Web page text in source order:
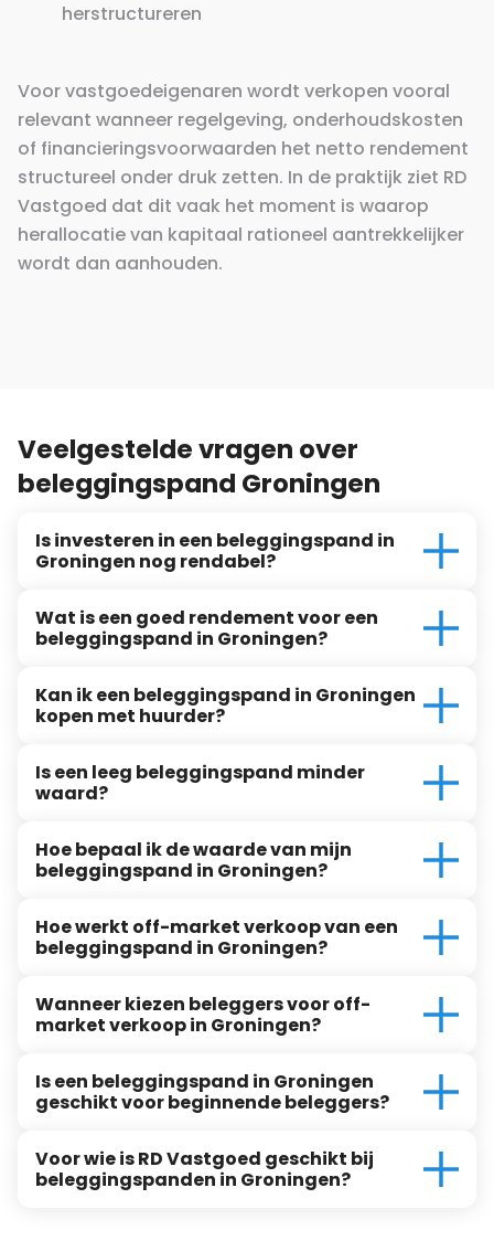
herstructureren
Voor vastgoedeigenaren wordt verkopen vooral
relevant wanneer regelgeving, onderhoudskosten
of financieringsvoorwaarden het netto rendement
structureel onder druk zetten. In de praktijk ziet RD
Vastgoed dat dit vaak het moment is waarop
herallocatie van kapitaal rationeel aantrekkelijker
wordt dan aanhouden.
Veelgestelde vragen over
beleggingspand Groningen
Is investeren in een beleggingspand in
Groningen nog rendabel?
Wat is een goed rendement voor een
beleggingspand in Groningen?
Kan ik een beleggingspand in Groningen
kopen met huurder?
Is een leeg beleggingspand minder
waard?
Hoe bepaal ik de waarde van mijn
beleggingspand in Groningen?
Hoe werkt off-market verkoop van een
beleggingspand in Groningen?
Wanneer kiezen beleggers voor off-
market verkoop in Groningen?
Is een beleggingspand in Groningen
geschikt voor beginnende beleggers?
Voor wie is RD Vastgoed geschikt bij
beleggingspanden in Groningen?